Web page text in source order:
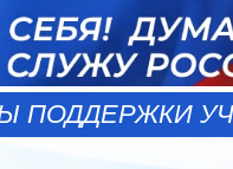
ПОДДЕРЖКИ